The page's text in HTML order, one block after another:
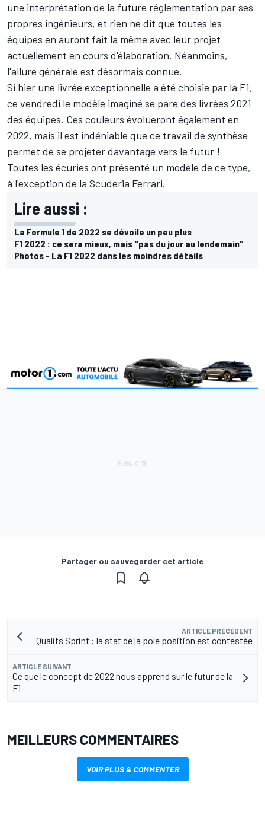
une interprétation de la future réglementation par ses
propres ingénieurs, et rien ne dit que toutes les
équipes en auront fait la même avec leur projet
actuellement en cours d'élaboration. Néanmoins,
l'allure générale est désormais connue.
Si hier une livrée exceptionnelle a été choisie par la F1,
ce vendredi le modèle imaginé se pare des livrées 2021
des équipes. Ces couleurs évolueront également en
2022, mais il est indéniable que ce travail de synthèse
permet de se projeter davantage vers le futur !
Toutes les écuries ont présenté un modèle de ce type,
à l'exception de la Scuderia Ferrari.
Lire aussi :
La Formule 1 de 2022 se dévoile un peu plus
F1 2022 : ce sera mieux, mais "pas du jour au lendemain"
Photos - La F1 2022 dans les moindres détails
Partager ou sauvegarder cet article
ARTICLE PRÉCÉDENT
Qualifs Sprint : la stat de la pole position est contestée
ARTICLE SUIVANT
Ce que le concept de 2022 nous apprend sur le futur de la
F1
MEILLEURS COMMENTAIRES
VOIR PLUS & COMMENTER